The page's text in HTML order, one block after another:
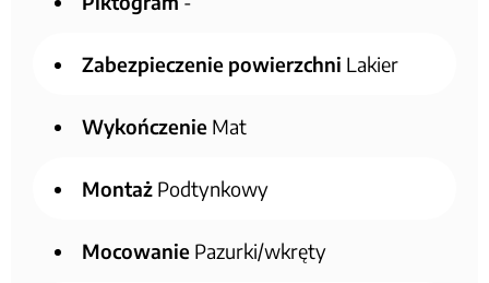
Zabezpieczenie powierzchni Lakier
Wykończenie Mat
Montaż Podtynkowy
Mocowanie Pazurki/wkręty